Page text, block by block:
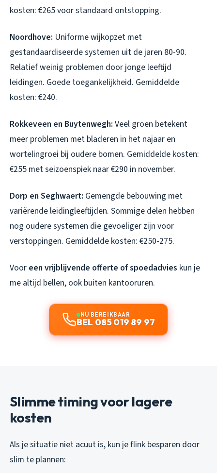
kosten: €265 voor standaard ontstopping.
Noordhove: Uniforme wijkopzet met
gestandaardiseerde systemen uit de jaren 80-90.
Relatief weinig problemen door jonge leeftijd
leidingen. Goede toegankelijkheid. Gemiddelde
kosten: €240.
Rokkeveen en Buytenwegh: Veel groen betekent
meer problemen met bladeren in het najaar en
wortelingroei bij oudere bomen. Gemiddelde kosten:
€255 met seizoenspiek naar €290 in november.
Dorp en Seghwaert: Gemengde bebouwing met
variërende leidingleeftijden. Sommige delen hebben
nog oudere systemen die gevoeliger zijn voor
verstoppingen. Gemiddelde kosten: €250-275.
Voor een vrijblijvende offerte of spoedadvies kun je
me altijd bellen, ook buiten kantooruren.
NU BEREIKBAAR
BEL 085 019 89 97
Slimme timing voor lagere
kosten
Als je situatie niet acuut is, kun je flink besparen door
slim te plannen: